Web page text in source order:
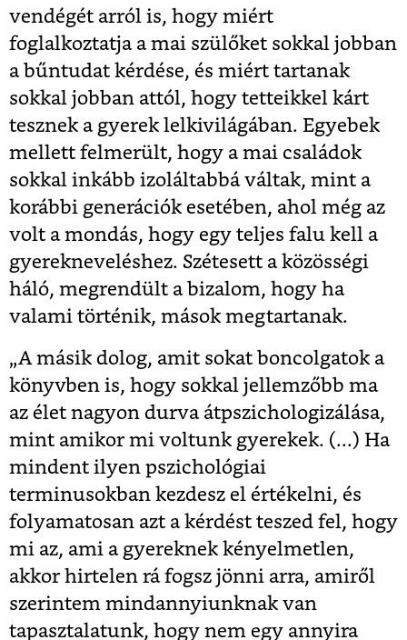
vendégét arról is, hogy miért
foglalkoztatja a mai szülőket sokkal jobban
a bűntudat kérdése, és miért tartanak
sokkal jobban attól, hogy tetteikkel kárt
tesznek a gyerek lelkivilágában. Egyebek
mellett felmerült, hogy a mai családok
sokkal inkább izoláltabbá váltak, mint a
korábbi generációk esetében, ahol még az
volt a mondás, hogy egy teljes falu kell a
gyerekneveléshez. Szétesett a közösségi
háló, megrendült a bizalom, hogy ha
valami történik, mások megtartanak.
„A másik dolog, amit sokat boncolgatok a
könyvben is, hogy sokkal jellemzőbb ma
az élet nagyon durva átpszichologizálása,
mint amikor mi voltunk gyerekek. (...) Ha
mindent ilyen pszichológiai
terminusokban kezdesz el értékelni, és
folyamatosan azt a kérdést teszed fel, hogy
mi az, ami a gyereknek kényelmetlen,
akkor hirtelen rá fogsz jönni arra, amiről
szerintem mindannyiunknak van
tapasztalatunk, hogy nem egy annyira